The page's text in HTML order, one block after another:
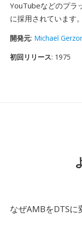
YouTubeなどのプラ
に採用されています。
開発元: Michael
初回リリース: 1975
なぜAMBをDTSに